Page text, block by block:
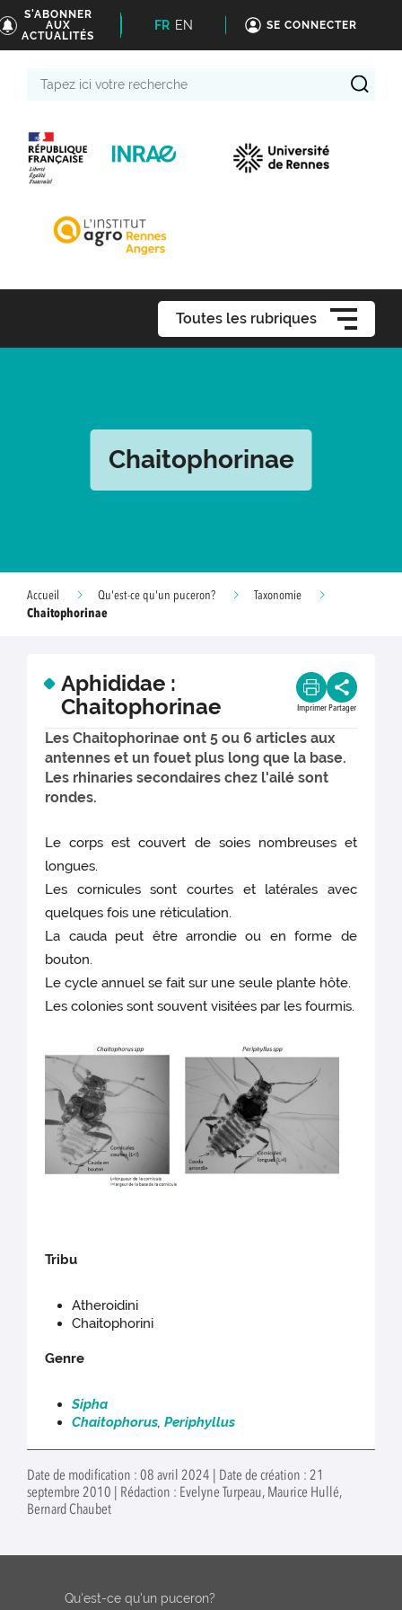
S'ABONNER
AUX
ACTUALITÉS
FR EN SE CONNECTER
Toutes les rubriques
Chaitophorinae
Accueil Qu'est-ce qu'un puceron?
Taxonomie
Chaitophorinae
Aphididae :
Chaitophorinae
Imprimer Partager
Les Chaitophorinae ont 5 ou 6 articles aux
antennes et un fouet plus long que la base.
Les rhinaries secondaires chez l'ailé sont
rondes.
Le corps est couvert de soies nombreuses et
longues.
Les cornicules sont courtes et latérales avec
quelques fois une réticulation.
La cauda peut être arrondie ou en forme de
bouton.
Le cycle annuel se fait sur une seule plante hôte.
Les colonies sont souvent visitées par les fourmis.
Tribu
Atheroidini
Chaitophorini
Genre
Sipha
Chaitophorus,Periphyllus
Date de modification : 08 avril 2024 | Date de création : 21
septembre 2010 | Rédaction : Evelyne Turpeau, Maurice Hullé,
Bernard Chaubet
Qu'est-ce qu'un puceron?